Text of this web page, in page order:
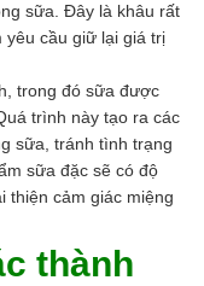
sữa. Đây là khâu rất
yêu cầu giữ lại giá trị
trong đó sữa được
trình này tạo ra các
sữa, tránh tình trạng
sữa đặc sẽ có độ
thiện cảm giác miệng
thành